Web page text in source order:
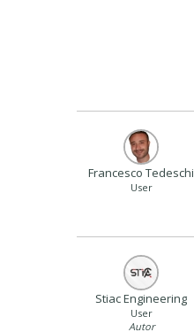
Francesco Tedeschi
User
Stiac Engineering
User
Autor